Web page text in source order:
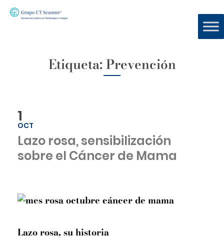
Etiqueta: Prevención
1
OCT
Lazo rosa, sensibilización
sobre el Cáncer de Mama
Lazo rosa, su historia